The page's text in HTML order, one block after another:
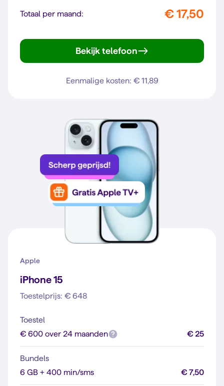
Totaal per maand: € 17,50
Bekijk telefoon
Eenmalige kosten: € 11,89
Apple
iPhone 15
Toestelprijs: € 648
Toestel
€ 600 over 24 maanden
€ 25
Bundels
6 GB + 400 min/sms
€ 7,50